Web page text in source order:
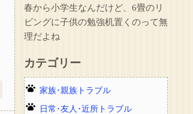
春から小学生なんだけど、6畳のリ
ビングに子供の勉強机置くのって無
理だよね
カテゴリー
家族･親族トラブル
日常･友人･近所トラブル